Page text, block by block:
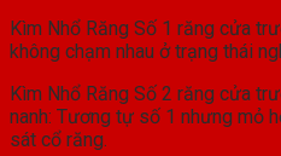
Kìm Nhổ Răng Số 1 răng cửa
không chạm nhau ở trạng thái
Kìm Nhổ Răng Số 2 răng cửa
nanh: Tương tự số 1 nhưng mỏ
sát cổ răng.